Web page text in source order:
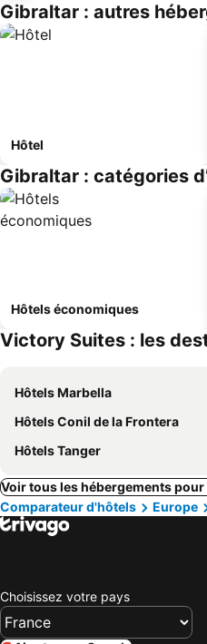
Gibraltar : autres
Hôtel
Gibraltar : catégories
Hôtels économiques
Victory Suites : les
Hôtels Marbella
Hôtels Conil de la Frontera
Hôtels Tanger
Voir tous les hébergements
Comparateur d'hôtels
Europe
Choisissez votre pays